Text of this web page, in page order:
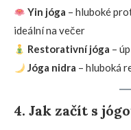
Yin jóga – hluboké
ideální na večer
Restorativní jóga –
Jóga nidra – hluboká
4. Jak začít s